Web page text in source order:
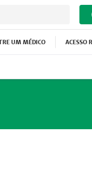
UM MÉDICO ACESSO